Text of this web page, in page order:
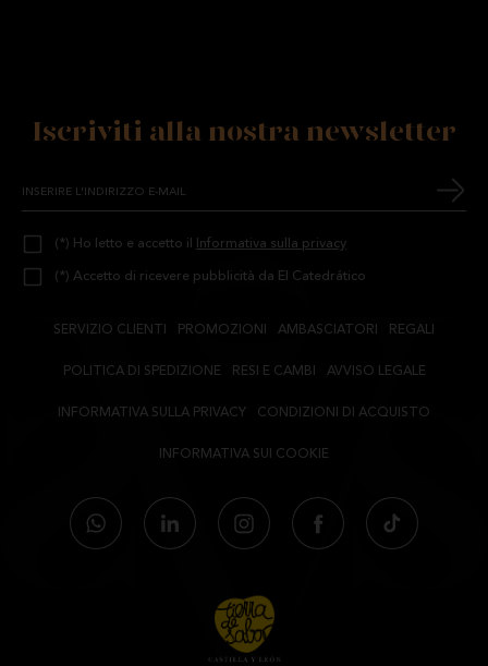
Iscriviti alla nostra newsletter
(*) Ho letto e accetto il Informativa sulla privacy
(*) Accetto di ricevere pubblicità da El Catedrático
SERVIZIO CLIENTI PROMOZIONI AMBASCIATORI REGALI
POLITICA DI SPEDIZIONE RESI E CAMBI AVVISO LEGALE
INFORMATIVA SULLA PRIVACY CONDIZIONI DI ACQUISTO
INFORMATIVA SUI COOKIE